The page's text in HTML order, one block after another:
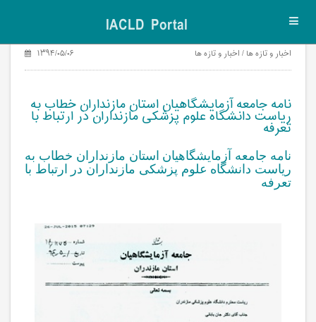
IACLD Portal
اخبار و تازه ها / اخبار و تازه ها ۱۳۹۴/۰۵/۰۶
نامه جامعه آزمایشگاهیان استان مازنداران خطاب به
ریاست دانشگاه علوم پزشکی مازنداران در ارتباط با
تعرفه
نامه جامعه آزمایشگاهیان استان مازنداران خطاب به
ریاست دانشگاه علوم پزشکی مازنداران در ارتباط با
تعرفه